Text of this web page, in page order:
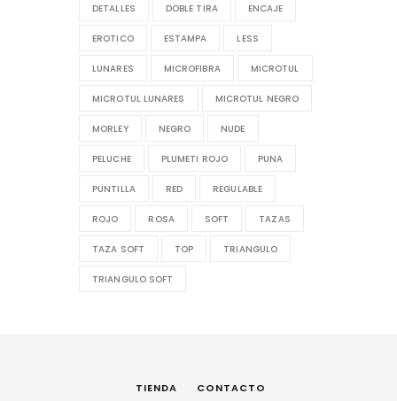
DETALLES DOBLE TIRA ENCAJE
EROTICO ESTAMPA LESS
LUNARES MICROFIBRA MICROTUL
MICROTUL LUNARES MICROTUL NEGRO
MORLEY NEGRO NUDE
PELUCHE PLUMETI ROJO PUNA
PUNTILLA RED REGULABLE
ROJO ROSA SOFT TAZAS
TAZA SOFT TOP TRIANGULO
TRIANGULO SOFT
TIENDA CONTACTO